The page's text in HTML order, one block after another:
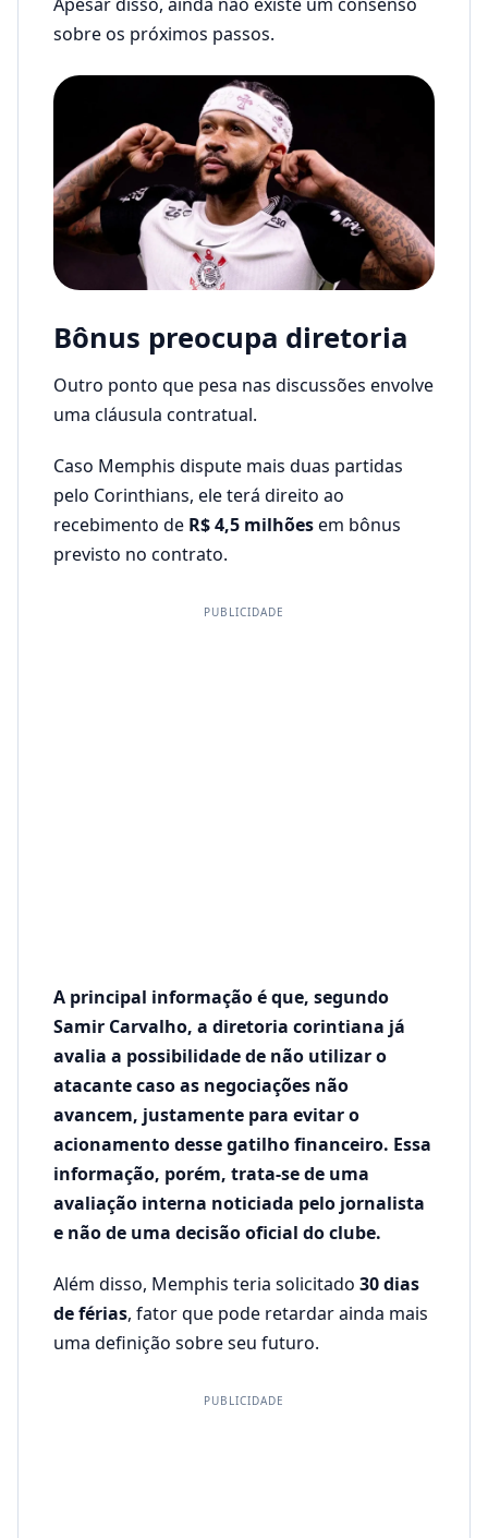
sobre os próximos passos.
Bônus preocupa diretoria
Outro ponto que pesa nas discussões envolve
uma cláusula contratual.
Caso Memphis dispute mais duas partidas
pelo Corinthians, ele terá direito ao
recebimento de R$ 4,5 milhõesem bônus
previsto no contrato.
PUBLICIDADE
A principal informação é que, segundo
Samir Carvalho, a diretoria corintiana já
avalia a possibilidade de não utilizar o
atacante caso as negociações não
avancem, justamente para evitar o
acionamento desse gatilho financeiro. Essa
informação, porém, trata-se de uma
avaliação interna noticiada pelo jornalista
e não de uma decisão oficial do clube.
Além disso, Memphis teria solicitado 30 dias
de férias, fator que pode retardar ainda mais
uma definição sobre seu futuro.
PUBLICIDADE